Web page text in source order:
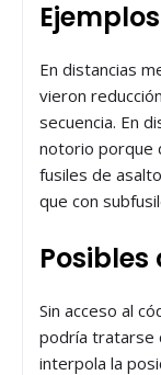
En distancias
vieron
secuencia. En
notorio porque
fusiles de
que con
Sin acceso al
podría tratarse
interpola la